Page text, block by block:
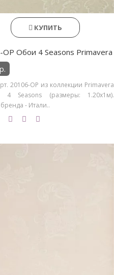
КУПИТЬ
OP Обои 4 Seasons Primavera
20106-OP из коллекции Primavera
4 Seasons (размеры: 1.20х1м).
- Итали..